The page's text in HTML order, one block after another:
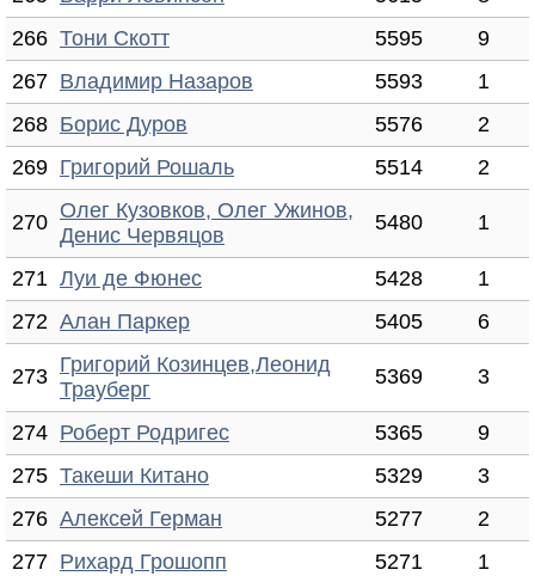
266 Тони Скотт 5595
9
267 Владимир Назаров 5593
1
268 Борис Дуров 5576
2
269 Григорий Рошаль 5514 2
270 Олег Кузовков, Олег Ужинов,
Денис Червяцов
5480 1
271 Луи де Фюнес 5428
1
272 Алан Паркер 5405 6
273 Григорий Козинцев,Леонид
Трауберг
5369 3
274 Роберт Родригес 5365
9
275 Такеши Китано 5329
3
276 Алексей Герман 5277
2
277 Рихард Грошопп 5271
1